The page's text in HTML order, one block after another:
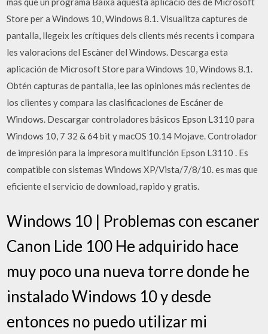
Store per a Windows 10, Windows 8.1. Visualitza captures de
pantalla, llegeix les crítiques dels clients més recents i compara
les valoracions del Escàner del Windows. Descarga esta
aplicación de Microsoft Store para Windows 10, Windows 8.1.
Obtén capturas de pantalla, lee las opiniones más recientes de
los clientes y compara las clasificaciones de Escáner de
Windows. Descargar controladores básicos Epson L3110 para
Windows 10, 7 32 & 64 bit y macOS 10.14 Mojave. Controlador
de impresión para la impresora multifunción Epson L3110 . Es
compatible con sistemas Windows XP/Vista/7/8/10. es mas que
eficiente el servicio de download, rapido y gratis.
Windows 10 | Problemas con escaner
Canon Lide 100 He adquirido hace
muy poco una nueva torre donde he
instalado Windows 10 y desde
entonces no puedo utilizar mi